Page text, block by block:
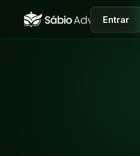
Entrar